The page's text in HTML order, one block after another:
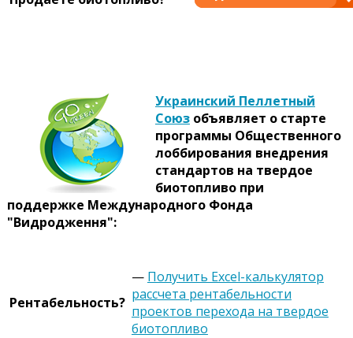
Украинский Пеллетный
Союзобъявляет о старте
программы Общественного
лоббирования внедрения
стандартов на твердое
биотопливо при
поддержке Международного Фонда
"Видродження":
Рентабельность?
— Получить Excel-калькулятор
рассчета рентабельности
проектов перехода на твердое
биотопливо